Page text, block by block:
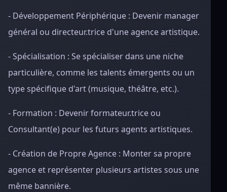
- Développement Périphérique : Devenir manager
général ou directeur.trice d'une agence artistique.
- Spécialisation : Se spécialiser dans une niche
particulière, comme les talents émergents ou un
type spécifique d'art (musique, théâtre, etc.).
- Formation : Devenir formateur.trice ou
Consultant(e) pour les futurs agents artistiques.
- Création de Propre Agence : Monter sa propre
agence et représenter plusieurs artistes sous une
même bannière.